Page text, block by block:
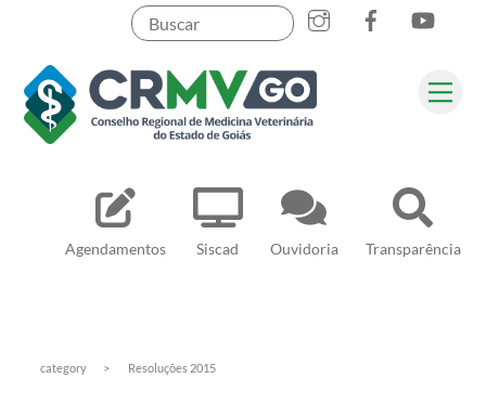
content
Agendamentos Siscad Ouvidoria Transparência
Pesquisar
category > Resoluções 2015